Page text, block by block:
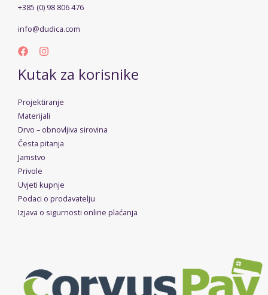
+385 (0) 98 806 476
info@dudica.com
Kutak za korisnike
Projektiranje
Materijali
Drvo – obnovljiva sirovina
Česta pitanja
Jamstvo
Privole
Uvjeti kupnje
Podaci o prodavatelju
Izjava o sigurnosti online plaćanja